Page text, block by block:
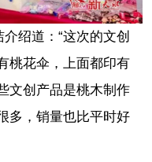
道：“这次的文创
桃花伞，上面都印有
文创产品是桃木制作
多，销量也比平时好